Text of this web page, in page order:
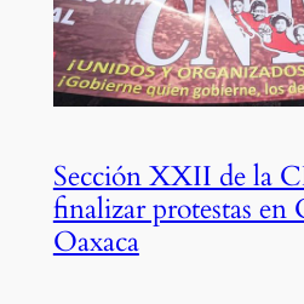
Sección XXII de la
finalizar protestas
Oaxaca